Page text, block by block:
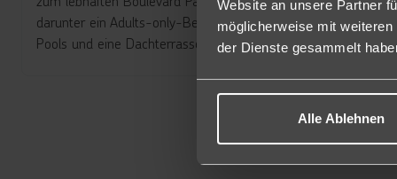
Website an unsere Partner
möglicherweise mit
der Dienste gesammelt
Alle Ablehnen
darunter ein Adults-only-Bereich, bieten dir vielfältige
Pools und eine Dachterrasse mit Whirlpool und Meerblick.